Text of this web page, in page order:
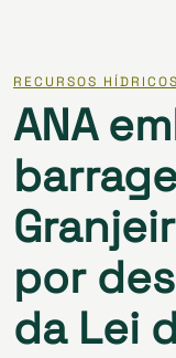
RECURSOS HÍDRICOS
ANA
por
da Lei